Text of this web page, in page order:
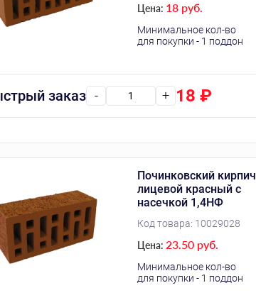
Цена: 18 руб.
Минимальное кол-во
для покупки - 1 поддон
заказ - + 18 ₽
Починковский кирпич
лицевой красный с
насечкой 1,4НФ
Код товара: 10029028
Цена: 23.50 руб.
Минимальное кол-во
для покупки - 1 поддон